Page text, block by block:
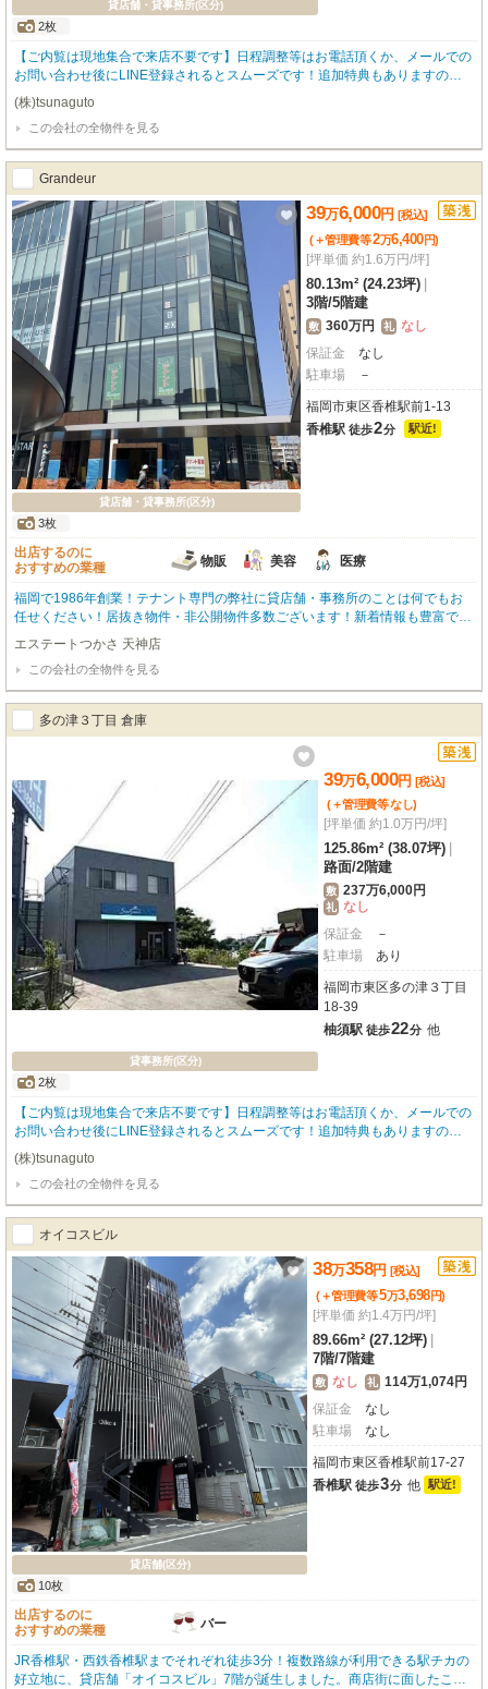
貸店舗・貸事務所(区分)
2枚
【ご内覧は現地集合で来店不要です】日程調整等はお電話頂くか、メールでの
お問い合わせ後にLINE登録されるとスムーズです！追加特典もありますので
詳細はお気軽にお問い合わせ下さい♪
(株)tsunaguto
この会社の全物件を見る
Grandeur
貸店舗・貸事務所(区分)
3枚
39万6,000円 [税込]
(＋管理費等2万6,400円)
[坪単価 約1.6万円/坪]
80.13m² (24.23坪)
3階/5階建
敷 360万円 礼 なし
保証金
なし
駐車場
－
福岡市東区香椎駅前1-13
香椎駅 徒歩2分 駅近!
出店するのに
おすすめの業種
物販 美容 医療
福岡で1986年創業！テナント専門の弊社に貸店舗・事務所のことは何でもお
任せください！居抜き物件・非公開物件多数ございます！新着情報も豊富で
す！開店・移転・増店・居抜き売却はお気軽にお問い合わせください！
エステートつかさ 天神店
この会社の全物件を見る
多の津３丁目 倉庫
貸事務所(区分)
2枚
39万6,000円 [税込]
(＋管理費等なし)
[坪単価 約1.0万円/坪]
125.86m² (38.07坪)
路面/2階建
敷 237万6,000円
礼 なし
保証金
－
駐車場
あり
福岡市東区多の津３丁目
18-39
柚須駅 徒歩22分 他
【ご内覧は現地集合で来店不要です】日程調整等はお電話頂くか、メールでの
お問い合わせ後にLINE登録されるとスムーズです！追加特典もありますので
詳細はお気軽にお問い合わせ下さい♪
(株)tsunaguto
この会社の全物件を見る
オイコスビル
貸店舗(区分)
10枚
38万358円 [税込]
(＋管理費等5万3,698円)
[坪単価 約1.4万円/坪]
89.66m² (27.12坪)
7階/7階建
敷 なし 礼 114万1,074円
保証金
なし
駐車場
なし
福岡市東区香椎駅前17-27
香椎駅 徒歩3分 他 駅近!
出店するのに
おすすめの業種
バー
JR香椎駅・西鉄香椎駅までそれぞれ徒歩3分！複数路線が利用できる駅チカの
好立地に、貸店舗「オイコスビル」7階が誕生しました。商店街に面したこの